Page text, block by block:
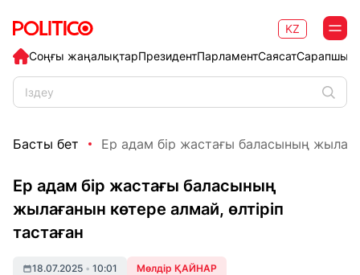
Соңғы жаңалықтарПрезидентПарламентСаясат
KZ
Басты бет Ер адам бір жастағы баласының
Ер адам бір жастағы баласының
жылағанын көтере алмай, өлтіріп
тастаған
18.07.2025 • 10:01 Мөлдір ҚАЙНАР